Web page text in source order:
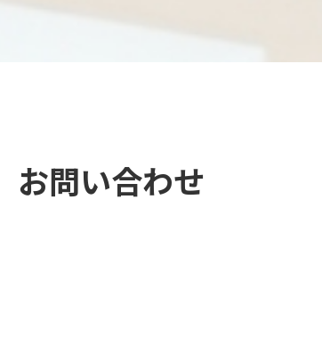
お問い合わせ